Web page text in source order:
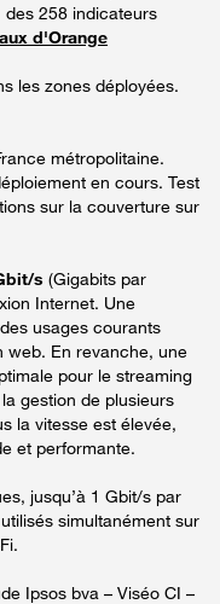
258 indicateurs
d'Orange
les zones déployées.
métropolitaine.
en cours. Test
sur la couverture sur
s (Gigabits par
Internet. Une
usages courants
web. En revanche, une
pour le streaming
gestion de plusieurs
la vitesse est élevée,
et performante.
jusqu’à 1 Gbit/s par
simultanément sur
Ipsos bva – Viséo CI –